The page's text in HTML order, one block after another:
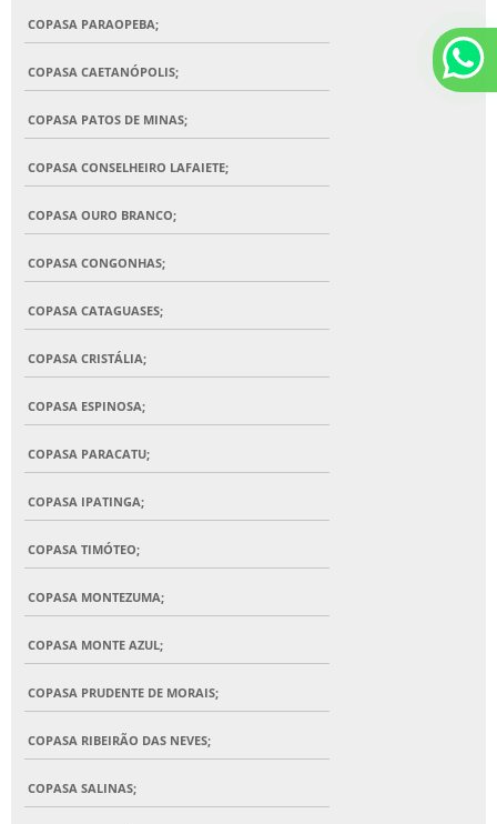
COPASA PARAOPEBA;
COPASA CAETANÓPOLIS;
COPASA PATOS DE MINAS;
COPASA CONSELHEIRO LAFAIETE;
COPASA OURO BRANCO;
COPASA CONGONHAS;
COPASA CATAGUASES;
COPASA CRISTÁLIA;
COPASA ESPINOSA;
COPASA PARACATU;
COPASA IPATINGA;
COPASA TIMÓTEO;
COPASA MONTEZUMA;
COPASA MONTE AZUL;
COPASA PRUDENTE DE MORAIS;
COPASA RIBEIRÃO DAS NEVES;
COPASA SALINAS;